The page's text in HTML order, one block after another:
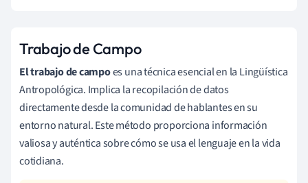
Trabajo de Campo
El trabajo de campoes una técnica esencial en la Lingüística
Antropológica. Implica la recopilación de datos
directamente desde la comunidad de hablantes en su
entorno natural. Este método proporciona información
valiosa y auténtica sobre cómo se usa el lenguaje en la vida
cotidiana.